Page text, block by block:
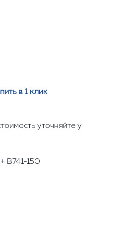
в 1 клик
уточняйте у
В741-150